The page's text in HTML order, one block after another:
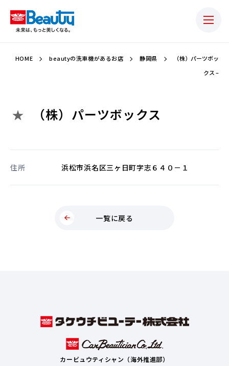
HOME beautyの洗車機があるお店 静岡県
（株）パーツボッ
クス –
（株）パーツボックス
住所 浜松市浜名区三ヶ日町字志６４０－１
一覧に戻る
カービュウティシャン（海外推進部）